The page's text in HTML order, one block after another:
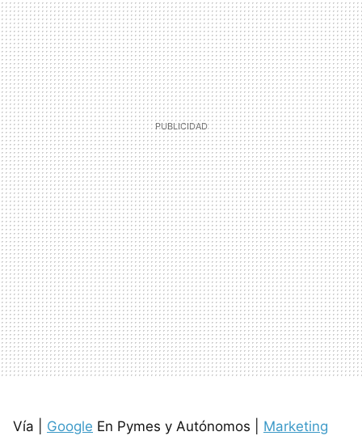
Vía | Google En Pymes y Autónomos | Marketing